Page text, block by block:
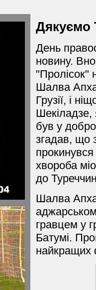
Дякуємо
День
новину.
"Пролісок"
Шалва
Грузії, і
Шекіладзе,
був у
згадав, що
хвороба
до
Шалва
гравцем у
Батумі.
найкращих